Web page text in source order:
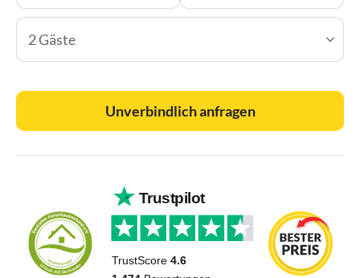
2 Gäste
Unverbindlich anfragen